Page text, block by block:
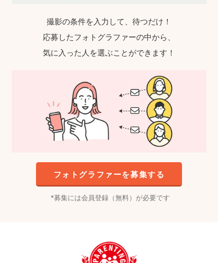
撮影の条件を入力して、待つだけ！
応募したフォトグラファーの中から、
気に入った人を選ぶことができます！
フォトグラファーを募集する
募集には会員登録（無料）が必要です